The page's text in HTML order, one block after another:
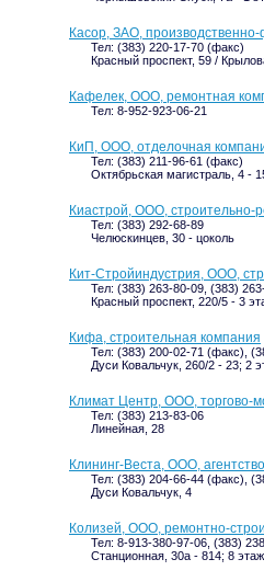
Касор, ЗАО,
Тел: (383) 220-17-70 (факс)
Красный проспект, 59 /
Кафелек, ООО, ремонтная
Тел: 8-952-923-06-21
КиП, ООО, отделочная
Тел: (383) 211-96-61 (факс)
Октябрьская магистраль, 4 -
Киастрой, ООО, строительно-
Тел: (383) 292-68-89
Челюскинцев, 30 - цоколь
Кит-Стройиндустрия, ООО,
Тел: (383) 263-80-09, (383)
Красный проспект, 220/5 - 3
Кифа, строительная компания
Тел: (383) 200-02-71 (факс),
Дуси Ковальчук, 260/2 - 23; 2
Климат Центр, ООО, торгово-
Тел: (383) 213-83-06
Линейная, 28
Клининг-Веста, ООО,
Тел: (383) 204-66-44 (факс),
Дуси Ковальчук, 4
Колизей, ООО, ремонтно-
Тел: 8-913-380-97-06, (383)
Станционная, 30а - 814; 8 этаж